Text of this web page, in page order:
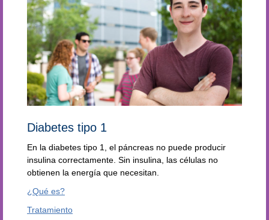
Diabetes tipo 1
En la diabetes tipo 1, el páncreas no puede producir
insulina correctamente. Sin insulina, las células no
obtienen la energía que necesitan.
¿Qué es?
Tratamiento